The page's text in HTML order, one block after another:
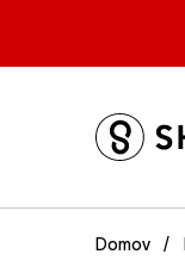
Domov